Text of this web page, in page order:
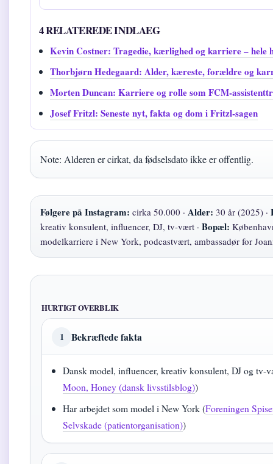
4 RELATEREDE INDLAEG
Kevin Costner: Tragedie, kærlighed og karriere – hele
Thorbjørn Hedegaard: Alder, kæreste, forældre og
Morten Duncan: Karriere og rolle som FCM-
Josef Fritzl: Seneste nyt, fakta og dom i Fritzl-sagen
Note: Alderen er cirkat, da fødselsdato ikke er offentlig.
Følgere på Instagram: cirka 50.000 · Alder: 30 år (2025) ·
kreativ konsulent, influencer, DJ, tv-vært · Bopæl:
modelkarriere i New York, podcastvært, ambassadør for
HURTIGT OVERBLIK
1 Bekræftede fakta
Dansk model, influencer, kreativ konsulent, DJ og tv-
Moon, Honey (dansk livsstilsblog))
Har arbejdet som model i New York (Foreningen
Selvskade (patientorganisation))